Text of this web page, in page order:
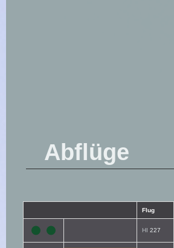
Abflüge
Flug
HI 227